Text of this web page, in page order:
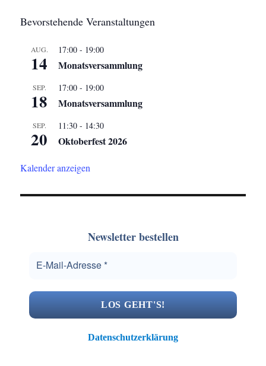
Bevorstehende Veranstaltungen
AUG.
14
17:00 - 19:00
Monatsversammlung
SEP.
18
17:00 - 19:00
Monatsversammlung
SEP.
20
11:30 - 14:30
Oktoberfest 2026
Kalender anzeigen
Newsletter bestellen
Datenschutzerklärung